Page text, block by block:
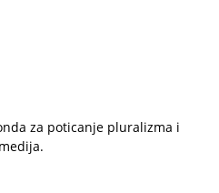
za poticanje pluralizma i